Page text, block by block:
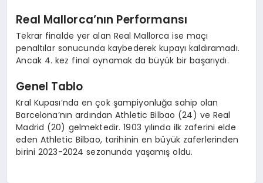
Real Mallorca’nın Performansı
Tekrar finalde yer alan Real Mallorca ise maçı
penaltılar sonucunda kaybederek kupayı kaldıramadı.
Ancak 4. kez final oynamak da büyük bir başarıydı.
Genel Tablo
Kral Kupası’nda en çok şampiyonluğa sahip olan
Barcelona’nın ardından Athletic Bilbao (24) ve Real
Madrid (20) gelmektedir. 1903 yılında ilk zaferini elde
eden Athletic Bilbao, tarihinin en büyük zaferlerinden
birini 2023-2024 sezonunda yaşamış oldu.